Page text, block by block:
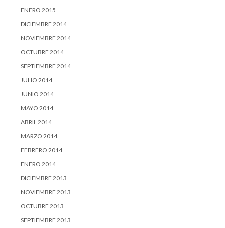
ENERO 2015
DICIEMBRE 2014
NOVIEMBRE 2014
OCTUBRE 2014
SEPTIEMBRE 2014
JULIO 2014
JUNIO 2014
MAYO 2014
ABRIL 2014
MARZO 2014
FEBRERO 2014
ENERO 2014
DICIEMBRE 2013
NOVIEMBRE 2013
OCTUBRE 2013
SEPTIEMBRE 2013